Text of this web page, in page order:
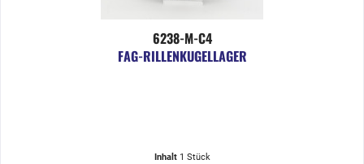
6238-M-C4
FAG-RILLENKUGELLAGER
Inhalt 1 Stück